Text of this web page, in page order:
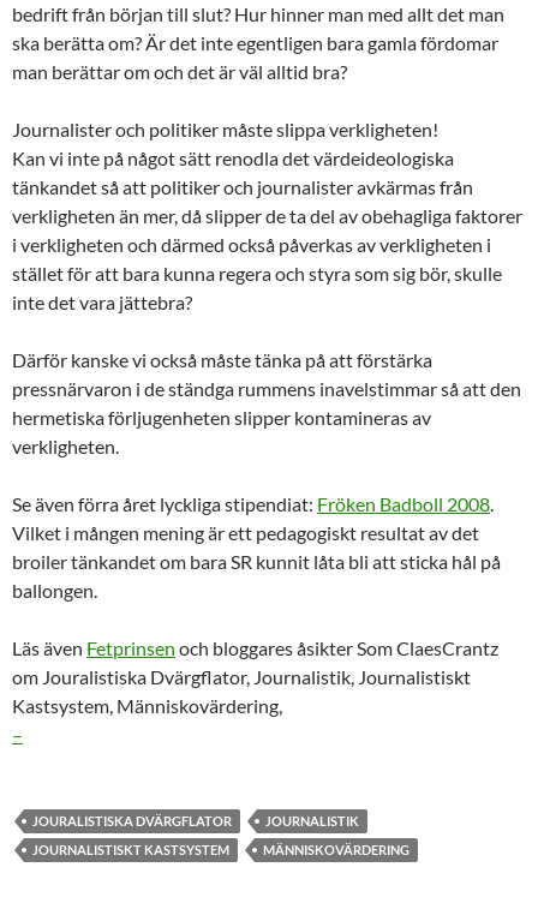
bedrift från början till slut? Hur hinner man med allt det man
ska berätta om? Är det inte egentligen bara gamla fördomar
man berättar om och det är väl alltid bra?
Journalister och politiker måste slippa verkligheten!
Kan vi inte på något sätt renodla det värdeideologiska
tänkandet så att politiker och journalister avkärmas från
verkligheten än mer, då slipper de ta del av obehagliga faktorer
i verkligheten och därmed också påverkas av verkligheten i
stället för att bara kunna regera och styra som sig bör, skulle
inte det vara jättebra?
Därför kanske vi också måste tänka på att förstärka
pressnärvaron i de ständga rummens inavelstimmar så att den
hermetiska förljugenheten slipper kontamineras av
verkligheten.
Se även förra året lyckliga stipendiat: Fröken Badboll 2008.
Vilket i mången mening är ett pedagogiskt resultat av det
broiler tänkandet om bara SR kunnit låta bli att sticka hål på
ballongen.
Läs även Fetprinsen och bloggares åsikter Som ClaesCrantz
om Jouralistiska Dvärgflator, Journalistik, Journalistiskt
Kastsystem, Människovärdering,
–
JOURALISTISKA DVÄRGFLATOR
JOURNALISTIK
JOURNALISTISKT KASTSYSTEM
MÄNNISKOVÄRDERING